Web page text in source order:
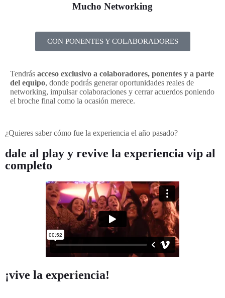
Mucho Networking
CON PONENTES Y COLABORADORES
Tendrás acceso exclusivo a colaboradores, ponentes y a parte
del equipo, donde podrás generar oportunidades reales de
networking, impulsar colaboraciones y cerrar acuerdos poniendo
el broche final como la ocasión merece.
¿Quieres saber cómo fue la experiencia el año pasado?
dale al play y revive la experiencia vip al
completo
¡vive la experiencia!